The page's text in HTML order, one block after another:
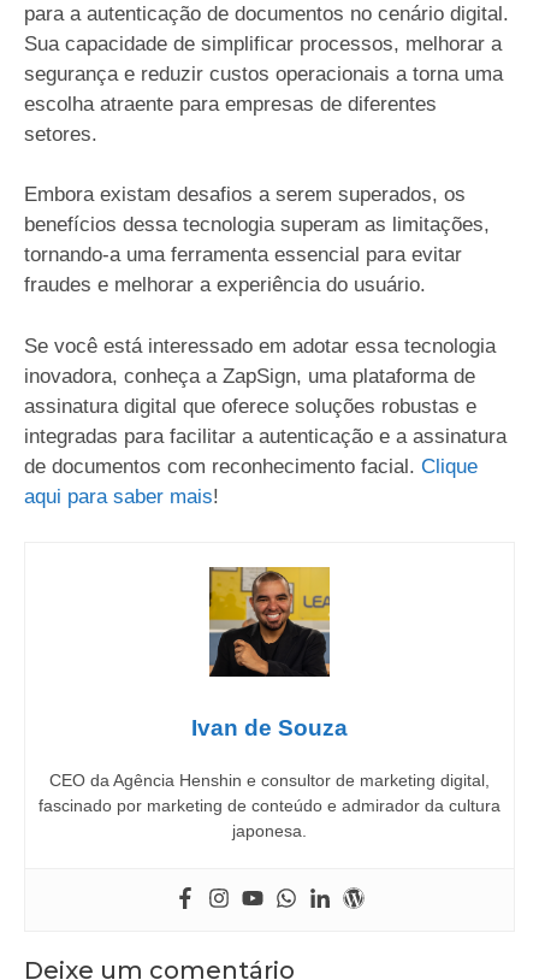
para a autenticação de documentos no cenário digital.
Sua capacidade de simplificar processos, melhorar a
segurança e reduzir custos operacionais a torna uma
escolha atraente para empresas de diferentes
setores.
Embora existam desafios a serem superados, os
benefícios dessa tecnologia superam as limitações,
tornando-a uma ferramenta essencial para evitar
fraudes e melhorar a experiência do usuário.
Se você está interessado em adotar essa tecnologia
inovadora, conheça a ZapSign, uma plataforma de
assinatura digital que oferece soluções robustas e
integradas para facilitar a autenticação e a assinatura
de documentos com reconhecimento facial. Clique
aqui para saber mais!
Ivan de Souza
CEO da Agência Henshin e consultor de marketing digital,
fascinado por marketing de conteúdo e admirador da cultura
japonesa.
Deixe um comentário